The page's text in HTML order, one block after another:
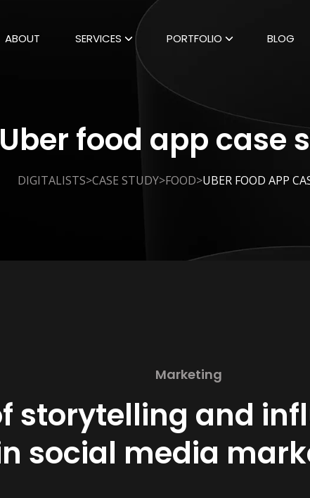
ABOUT SERVICES PORTFOLIO BLOG
Uber food app case
DIGITALISTS>CASE STUDY>FOOD>UBER FOOD APP
Marketing
storytelling and
social media